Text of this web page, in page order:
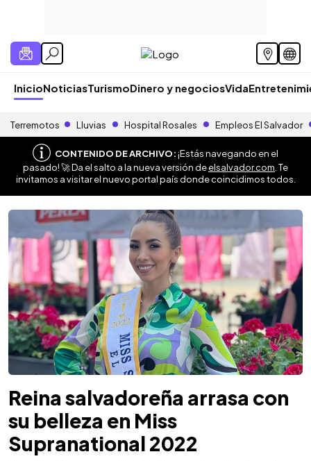
InicioNoticiasTurismoDinero y negociosVida
Terremotos Lluvias Hospital Rosales Empleos El Salvador
CONTENIDO DE ARCHIVO:¡Estás navegando en el
pasado! 🚀 Da el salto a la nueva versión deelsalvador.com . Te
invitamos a visitar el nuevo portal país donde coincidimos todos.
Reina salvadoreña arrasa con
su belleza en Miss
Supranational 2022